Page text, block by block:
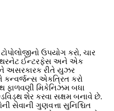
ઉપયોગ કરો, ચાર
ઈન્ટરફેસ અને એક
અસરકારક રીતે યુઝર
એકત્રિત કરો
ફાળવણી મિકેનિઝમ બધા
શેર કરવા સક્ષમ બનાવે છે.
સેવાની ગુણવત્તા સુનિશ્ચિત